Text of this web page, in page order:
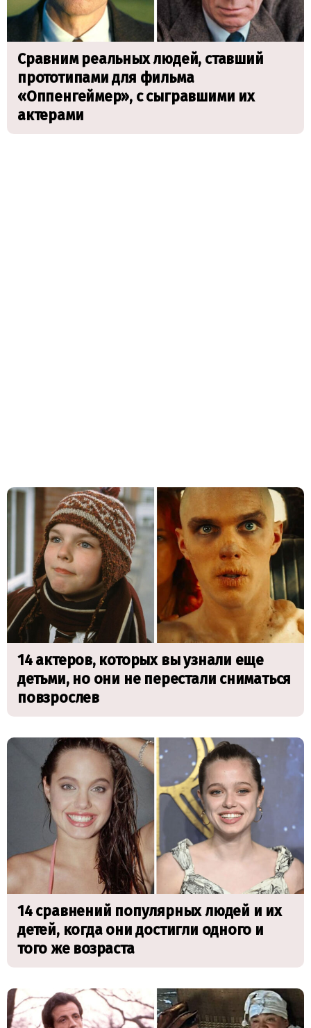
Сравним реальных людей, ставший
прототипами для фильма
«Оппенгеймер», с сыгравшими их
актерами
14 актеров, которых вы узнали еще
детьми, но они не перестали сниматься
повзрослев
14 сравнений популярных людей и их
детей, когда они достигли одного и
того же возраста